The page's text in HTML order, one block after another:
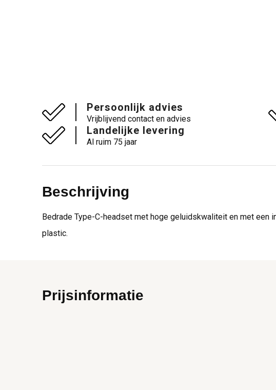
Persoonlijk advies
Vrijblijvend contact en advies
Landelijke levering
Al ruim 75 jaar
Beschrijving
Bedrade Type-C-headset met hoge geluidskwaliteit en met
plastic.
Prijsinformatie